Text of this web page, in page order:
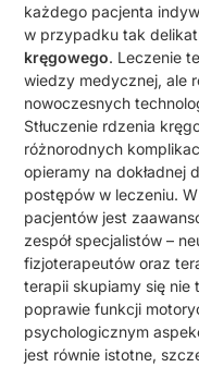
każdego pacjenta
w przypadku tak
kręgowego. Leczenie
wiedzy medycznej, ale
nowoczesnych
Stłuczenie rdzenia
różnorodnych
opieramy na dokładnej
postępów w leczeniu.
pacjentów jest
zespół specjalistów –
fizjoterapeutów oraz
terapii skupiamy się nie
poprawie funkcji
psychologicznym
jest równie istotne,